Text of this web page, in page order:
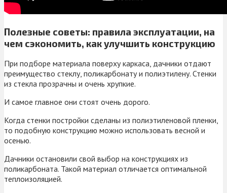
Полезные советы: правила эксплуатации, на
чем сэкономить, как улучшить конструкцию
При подборе материала поверху каркаса, дачники отдают
преимущество стеклу, поликарбонату и полиэтилену. Стенки
из стекла прозрачны и очень хрупкие.
И самое главное они стоят очень дорого.
Когда стенки постройки сделаны из полиэтиленовой пленки,
то подобную конструкцию можно использовать весной и
осенью.
Дачники остановили свой выбор на конструкциях из
поликарбоната. Такой материал отличается оптимальной
теплоизоляцией.